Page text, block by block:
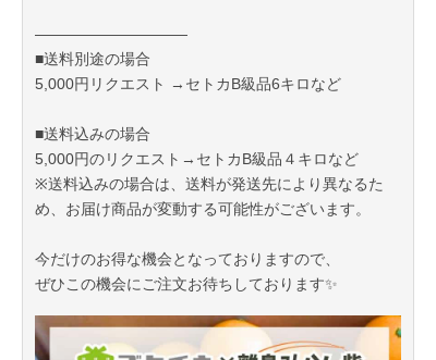
――――――――――
■送料別途の場合
5,000円リクエスト →セトカB級品6キロなど
■送料込みの場合
5,000円のリクエスト→セトカB級品４キロなど
※送料込みの場合は、送料が発送先により異なるた
め、お届け商品が変動する可能性がございます。
今だけのお得な機会となっておりますので、
ぜひこの機会にご注文お待ちしております✨